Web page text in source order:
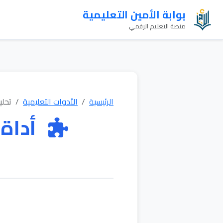
بوابة الأمين التعليمية
منصة التعليم الرقمي
الرئيسية الأدوات التعليمية